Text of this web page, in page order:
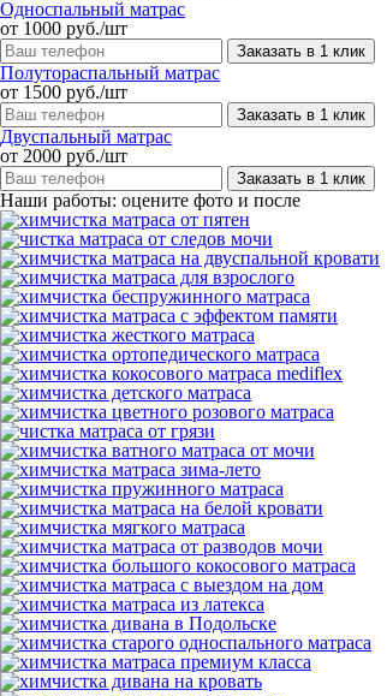
Односпальный матрас
от 1000 руб./шт
Заказать в 1 клик
Полутораспальный матрас
от 1500 руб./шт
Заказать в 1 клик
Двуспальный матрас
от 2000 руб./шт
Заказать в 1 клик
Наши работы: оцените фото и после